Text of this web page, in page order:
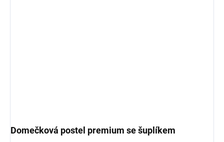
Domečková postel premium se šuplíkem